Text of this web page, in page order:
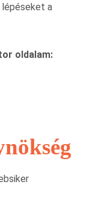
a
oldalam: